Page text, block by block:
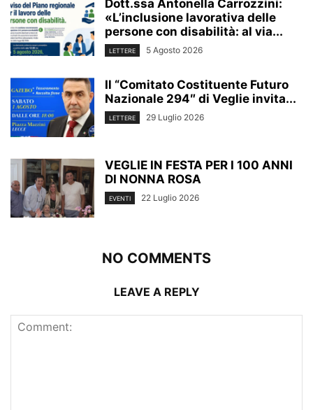
Dott.ssa Antonella Carrozzini:
«L’inclusione lavorativa delle
persone con disabilità: al via...
LETTERE 5 Agosto 2026
Il “Comitato Costituente Futuro
Nazionale 294″ di Veglie invita...
LETTERE 29 Luglio 2026
VEGLIE IN FESTA PER I 100 ANNI
DI NONNA ROSA
EVENTI 22 Luglio 2026
NO COMMENTS
LEAVE A REPLY